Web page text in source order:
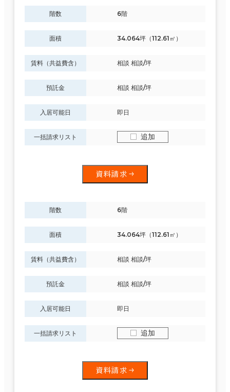
階数 6階
面積 34.064坪（112.61㎡）
賃料（共益費含） 相談 相談/坪
預託金 相談 相談/坪
入居可能日 即日
一括請求リスト 追加
資料請求
階数 6階
面積 34.064坪（112.61㎡）
賃料（共益費含） 相談 相談/坪
預託金 相談 相談/坪
入居可能日 即日
一括請求リスト 追加
資料請求